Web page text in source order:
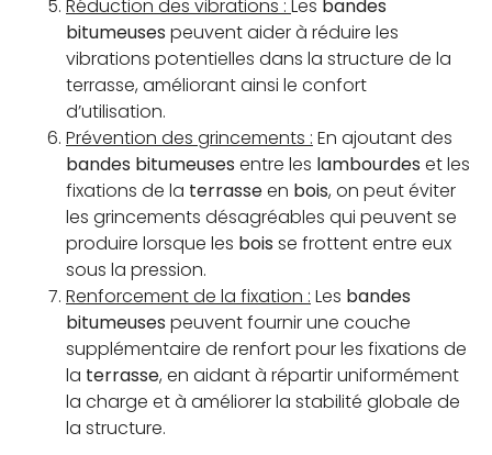
Réduction des vibrations : Les bandes
bitumeuses peuvent aider à réduire les
vibrations potentielles dans la structure de la
terrasse, améliorant ainsi le confort
d’utilisation.
Prévention des grincements : En ajoutant des
bandes bitumeuses entre les lambourdes et les
fixations de la terrasseen bois, on peut éviter
les grincements désagréables qui peuvent se
produire lorsque les bois se frottent entre eux
sous la pression.
Renforcement de la fixation : Les bandes
bitumeuses peuvent fournir une couche
supplémentaire de renfort pour les fixations de
la terrasse, en aidant à répartir uniformément
la charge et à améliorer la stabilité globale de
la structure.